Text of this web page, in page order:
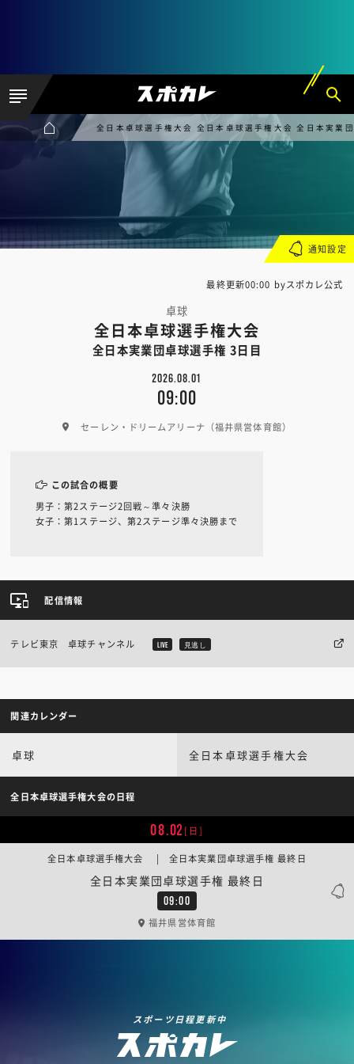
全日本卓球選手権大会 全日本卓球選手権大会 全日本実業
最終更新00:00 byスポカレ公式
卓球
全日本卓球選手権大会
全日本実業団卓球選手権 3日目
2026.08.01
09:00
セーレン・ドリームアリーナ（福井県営体育館）
通知設定
この試合の概要
男子：第2ステージ2回戦～準々決勝
女子：第1ステージ、第2ステージ準々決勝まで
配信情報
テレビ東京 卓球チャンネル LIVE 見逃し
関連カレンダー
卓球 全日本卓球選手権大会
全日本卓球選手権大会の日程
08.02[日]
09:00
全日本実業団卓球選手権 最終日
全日本卓球選手権大会 | 全日本実業団卓球選手権 最終日
福井県営体育館
スポーツ日程更新中